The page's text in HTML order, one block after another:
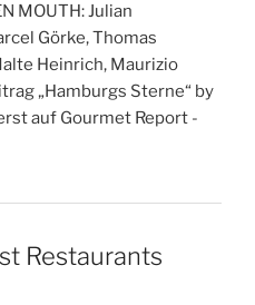
MOUTH: Julian
Görke, Thomas
Heinrich, Maurizio
„Hamburgs Sterne“ by
auf Gourmet Report -
Restaurants